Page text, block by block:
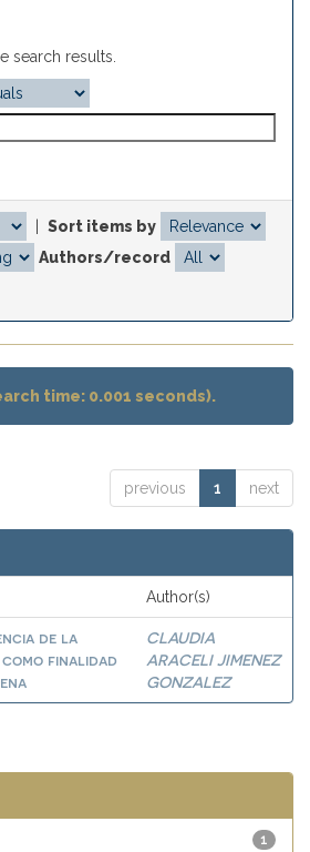
search results.
Sort items by
Authors/record
time: 0.001 seconds).
previous 1 next
Author(s)
de la
como finalidad
CLAUDIA
ARACELI JIMENEZ
GONZALEZ
1